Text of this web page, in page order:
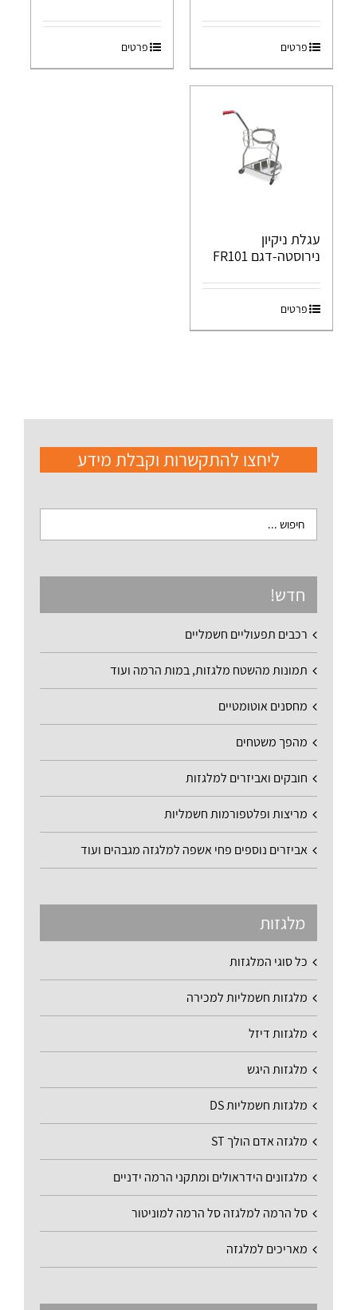
פרטים פרטים
עגלת ניקיון
נירוסטה-דגם FR101
פרטים
ליחצו להתקשרות וקבלת מידע
חדש!
רכבים תפעוליים חשמליים
תמונות מהשטח מלגזות, במות הרמה ועוד
מחסנים אוטומטיים
מהפך משטחים
חובקים ואביזרים למלגזות
מריצות ופלטפורמות חשמליות
אביזרים נוספים פחי אשפה למלגזה מגבהים ועוד
מלגזות
כל סוגי המלגזות
מלגזות חשמליות למכירה
מלגזות דיזל
מלגזות היגש
מלגזות חשמליות DS
מלגזה אדם הולך ST
מלגזונים הידראולים ומתקני הרמה ידניים
סל הרמה למלגזה סל הרמה למוניטור
מאריכים למלגזה